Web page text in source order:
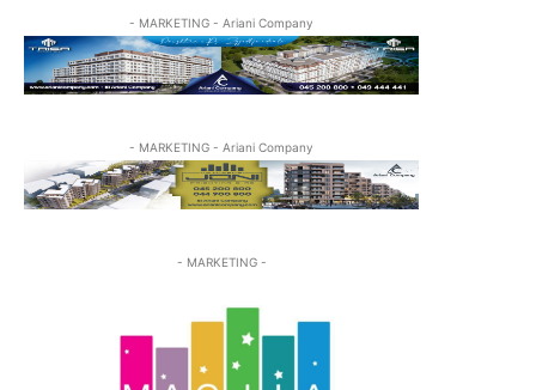
- MARKETING - Ariani Company
- MARKETING - Ariani Company
- MARKETING -